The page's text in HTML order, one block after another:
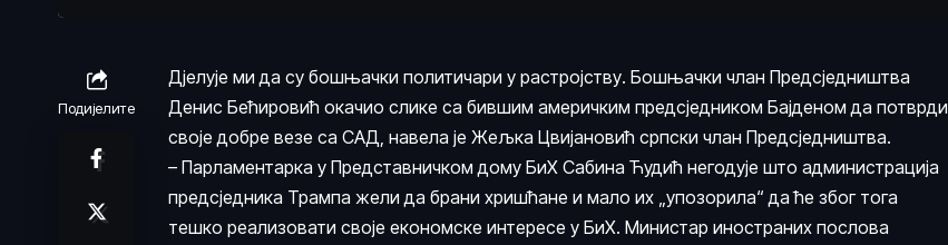
Подијелите
Дјелује ми да су бошњачки политичари у растројству. Бошњачки члан Предсједништва
Денис Бећировић окачио слике са бившим америчким предсједником Бајденом да потврди
своје добре везе са САД, навела је Жељка Цвијановић српски члан Предсједништва.
– Парламентарка у Представничком дому БиХ Сабина Ћудић негодује што администрација
предсједника Трампа жели да брани хришћане и мало их „упозорила“ да ће због тога
тешко реализовати своје економске интересе у БиХ. Министар иностраних послова